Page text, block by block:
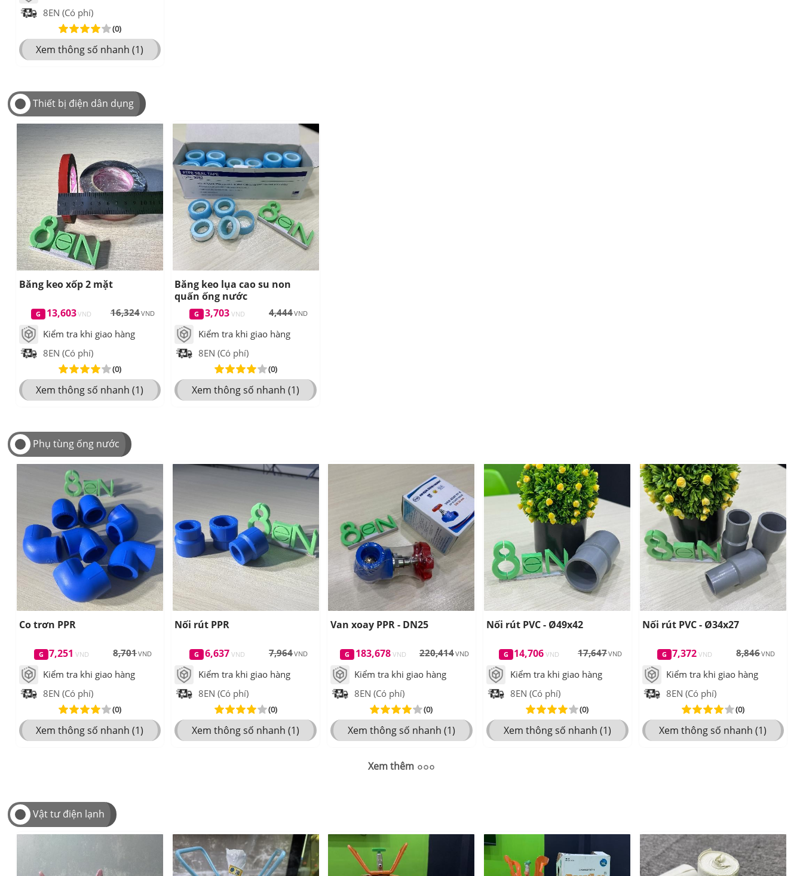
8EN (Có phí)
(0)
Xem thông số nhanh (1)
Thiết bị điện dân dụng
Băng keo xốp 2 mặt
13,603
16,324
Kiểm tra khi giao hàng
8EN (Có phí)
(0)
Xem thông số nhanh (1)
Băng keo lụa cao su non
quấn ống nước
3,703
4,444
Kiểm tra khi giao hàng
8EN (Có phí)
(0)
Xem thông số nhanh (1)
Phụ tùng ống nước
Co trơn PPR
7,251
8,701
Kiểm tra khi giao hàng
8EN (Có phí)
(0)
Xem thông số nhanh (1)
Nối rút PPR
6,637
7,964
Kiểm tra khi giao hàng
8EN (Có phí)
(0)
Xem thông số nhanh (1)
Van xoay PPR - DN25
183,678
220,414
Kiểm tra khi giao hàng
8EN (Có phí)
(0)
Xem thông số nhanh (1)
Nối rút PVC - Ø49x42
14,706
17,647
Kiểm tra khi giao hàng
8EN (Có phí)
(0)
Xem thông số nhanh (1)
Nối rút PVC - Ø34x27
7,372
8,846
Kiểm tra khi giao hàng
8EN (Có phí)
(0)
Xem thông số nhanh (1)
Xem thêm
Vật tư điện lạnh